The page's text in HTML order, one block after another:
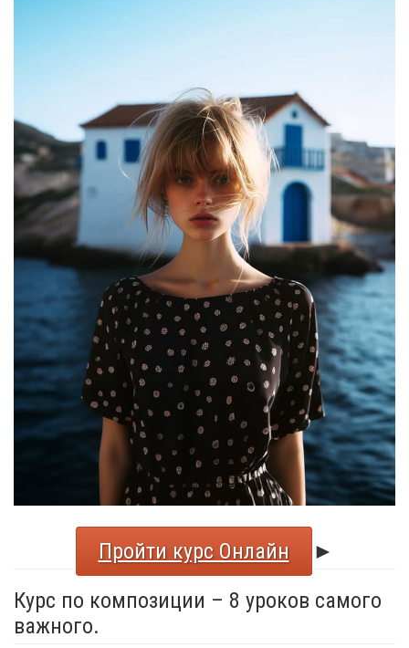
Пройти курс Онлайн
►
Курс по композиции – 8 уроков самого
важного.